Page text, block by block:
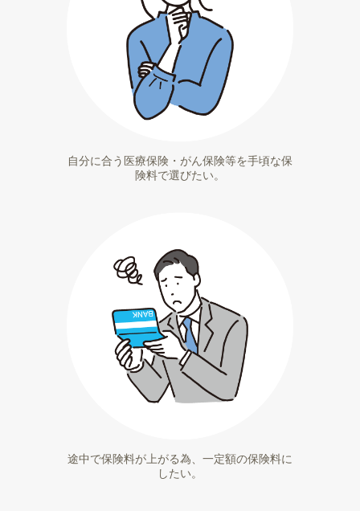
自分に合う医療保険・がん保険等を手頃な保
険料で選びたい。
途中で保険料が上がる為、一定額の保険料に
したい。